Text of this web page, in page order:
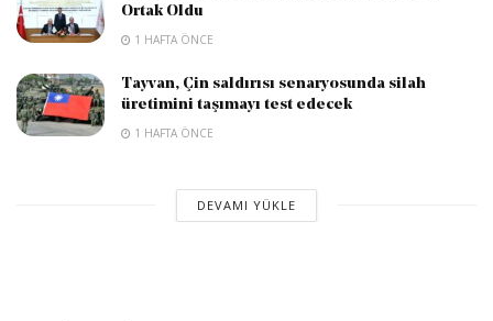
Ortak Oldu
1 HAFTA ÖNCE
Tayvan, Çin saldırısı senaryosunda silah
üretimini taşımayı test edecek
1 HAFTA ÖNCE
DEVAMI YÜKLE